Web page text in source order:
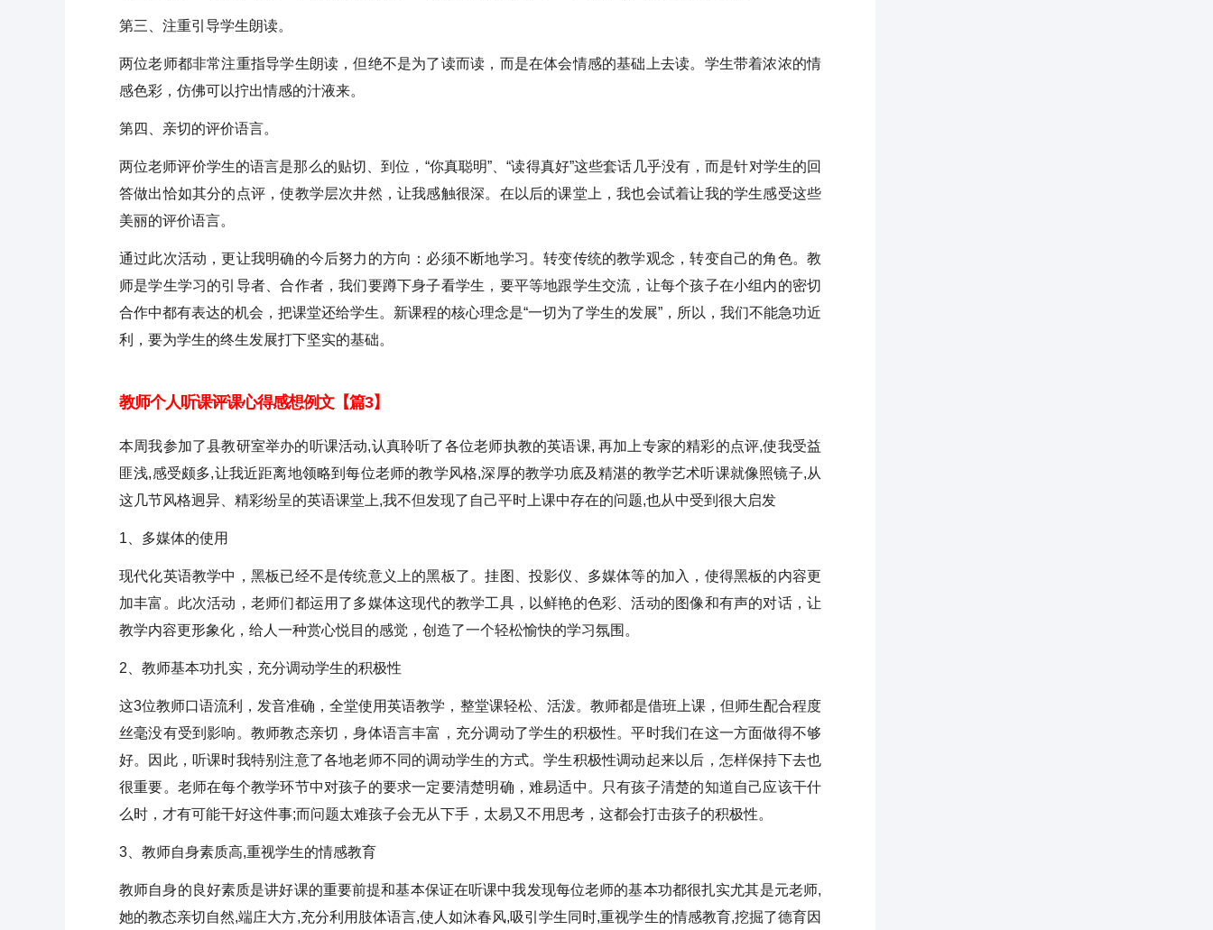
第三、注重引导学生朗读。
两位老师都非常注重指导学生朗读，但绝不是为了读而读，而是在体会情感的基础上去读。学生带着浓浓的情
感色彩，仿佛可以拧出情感的汁液来。
第四、亲切的评价语言。
两位老师评价学生的语言是那么的贴切、到位，“你真聪明”、“读得真好”这些套话几乎没有，而是针对学生的回
答做出恰如其分的点评，使教学层次井然，让我感触很深。在以后的课堂上，我也会试着让我的学生感受这些
美丽的评价语言。
通过此次活动，更让我明确的今后努力的方向：必须不断地学习。转变传统的教学观念，转变自己的角色。教
师是学生学习的引导者、合作者，我们要蹲下身子看学生，要平等地跟学生交流，让每个孩子在小组内的密切
合作中都有表达的机会，把课堂还给学生。新课程的核心理念是“一切为了学生的发展”，所以，我们不能急功近
利，要为学生的终生发展打下坚实的基础。
教师个人听课评课心得感想例文【篇3】
本周我参加了县教研室举办的听课活动,认真聆听了各位老师执教的英语课, 再加上专家的精彩的点评,使我受益
匪浅,感受颇多,让我近距离地领略到每位老师的教学风格,深厚的教学功底及精湛的教学艺术听课就像照镜子,从
这几节风格迥异、精彩纷呈的英语课堂上,我不但发现了自己平时上课中存在的问题,也从中受到很大启发
1、多媒体的使用
现代化英语教学中，黑板已经不是传统意义上的黑板了。挂图、投影仪、多媒体等的加入，使得黑板的内容更
加丰富。此次活动，老师们都运用了多媒体这现代的教学工具，以鲜艳的色彩、活动的图像和有声的对话，让
教学内容更形象化，给人一种赏心悦目的感觉，创造了一个轻松愉快的学习氛围。
2、教师基本功扎实，充分调动学生的积极性
这3位教师口语流利，发音准确，全堂使用英语教学，整堂课轻松、活泼。教师都是借班上课，但师生配合程度
丝毫没有受到影响。教师教态亲切，身体语言丰富，充分调动了学生的积极性。平时我们在这一方面做得不够
好。因此，听课时我特别注意了各地老师不同的调动学生的方式。学生积极性调动起来以后，怎样保持下去也
很重要。老师在每个教学环节中对孩子的要求一定要清楚明确，难易适中。只有孩子清楚的知道自己应该干什
么时，才有可能干好这件事;而问题太难孩子会无从下手，太易又不用思考，这都会打击孩子的积极性。
3、教师自身素质高,重视学生的情感教育
教师自身的良好素质是讲好课的重要前提和基本保证在听课中我发现每位老师的基本功都很扎实尤其是元老师,
她的教态亲切自然,端庄大方,充分利用肢体语言,使人如沐春风,吸引学生同时,重视学生的情感教育,挖掘了德育因